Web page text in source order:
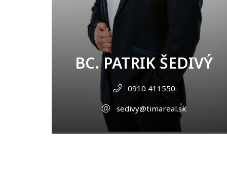
BC. PATRIK ŠEDIVÝ
0910 411550
sedivy@timareal.sk